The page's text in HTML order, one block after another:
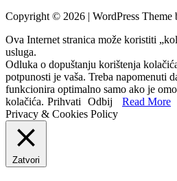
Copyright © 2026 | WordPress Theme
Ova Internet stranica može koristiti
usluga.
Odluka o dopuštanju korištenja
potpunosti je vaša. Treba napomenuti
funkcionira optimalno samo ako je
kolačića. Prihvati Odbij
Read More
Privacy & Cookies Policy
Zatvori